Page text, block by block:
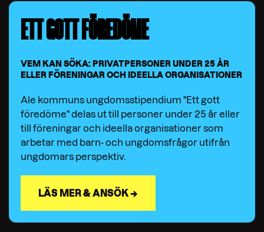
ETT GOTT FÖREDÖME
VEM KAN SÖKA: PRIVATPERSONER UNDER 25 ÅR
ELLER FÖRENINGAR OCH IDEELLA ORGANISATIONER
Ale kommuns ungdomsstipendium "Ett gott
föredöme" delas ut till personer under 25 år eller
till föreningar och ideella organisationer som
arbetar med barn- och ungdomsfrågor utifrån
ungdomars perspektiv.
LÄS MER & ANSÖK →